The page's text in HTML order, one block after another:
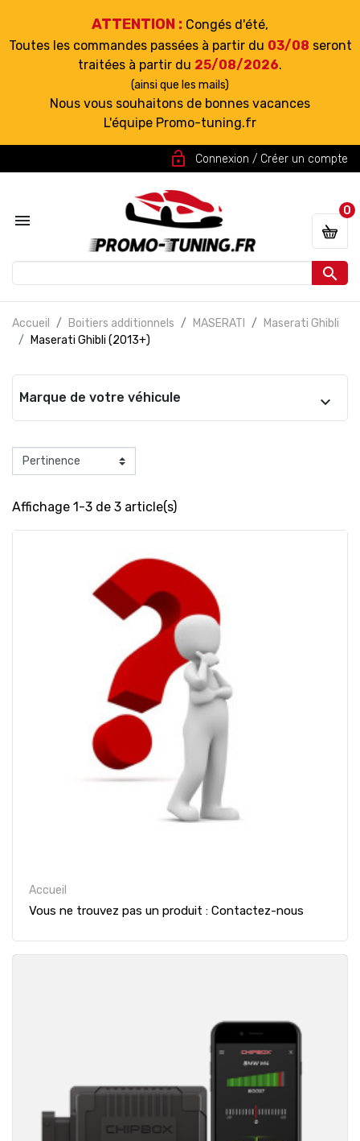
ATTENTION : Congés d'été,
Toutes les commandes passées à partir du 03/08 seront
traitées à partir du 25/08/2026.
(ainsi que les mails)
Nous vous souhaitons de bonnes vacances
L'équipe Promo-tuning.fr
lock_open Connexion / Créer un compte


0
Accueil Boitiers additionnels MASERATI
Maserati Ghibli
Maserati Ghibli (2013+)
Marque de votre véhicule
Affichage 1-3 de 3 article(s)
Accueil
Vous ne trouvez pas un produit : Contactez-nous